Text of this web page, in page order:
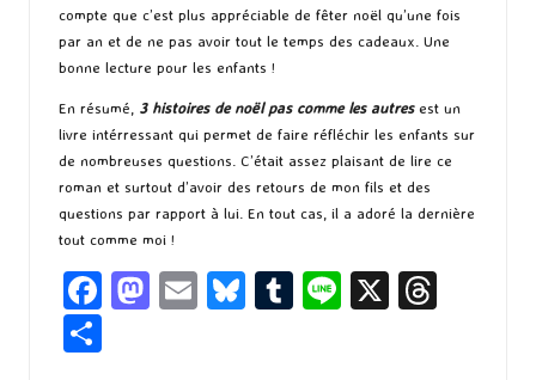
compte que c’est plus appréciable de fêter noël qu’une fois
par an et de ne pas avoir tout le temps des cadeaux. Une
bonne lecture pour les enfants !
En résumé, 3 histoires de noël pas comme les autresest un
livre intérressant qui permet de faire réfléchir les enfants sur
de nombreuses questions. C’était assez plaisant de lire ce
roman et surtout d’avoir des retours de mon fils et des
questions par rapport à lui. En tout cas, il a adoré la dernière
tout comme moi !
Fa M E
Bl T
Li X